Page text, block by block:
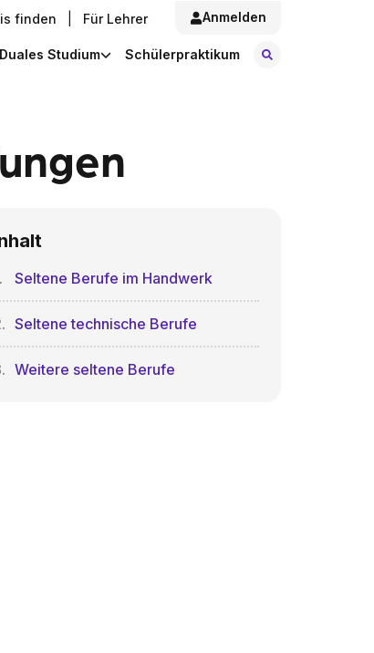
finden Für Lehrer Anmelden
Duales Studium Schülerpraktikum
Seltene Berufe im Handwerk
Seltene technische Berufe
Weitere seltene Berufe